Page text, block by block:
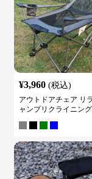
¥3,960 (税込)
アウトドアチェア リ
ャンプリクライニン